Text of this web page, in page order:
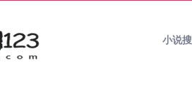
小说